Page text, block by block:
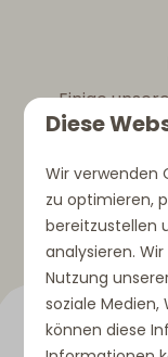
Einige
sowie
Diese
Wir verwenden
zu optimieren,
bereitzustellen
analysieren.
Nutzung
soziale Medien,
können diese